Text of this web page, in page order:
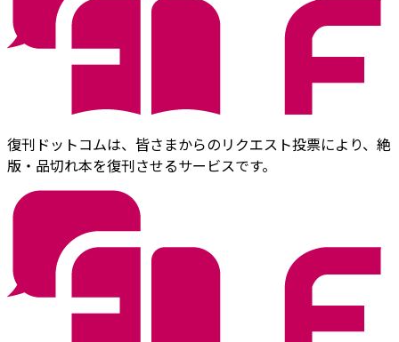
復刊ドットコムは、皆さまからのリクエスト投票により、絶
版・品切れ本を復刊させるサービスです。